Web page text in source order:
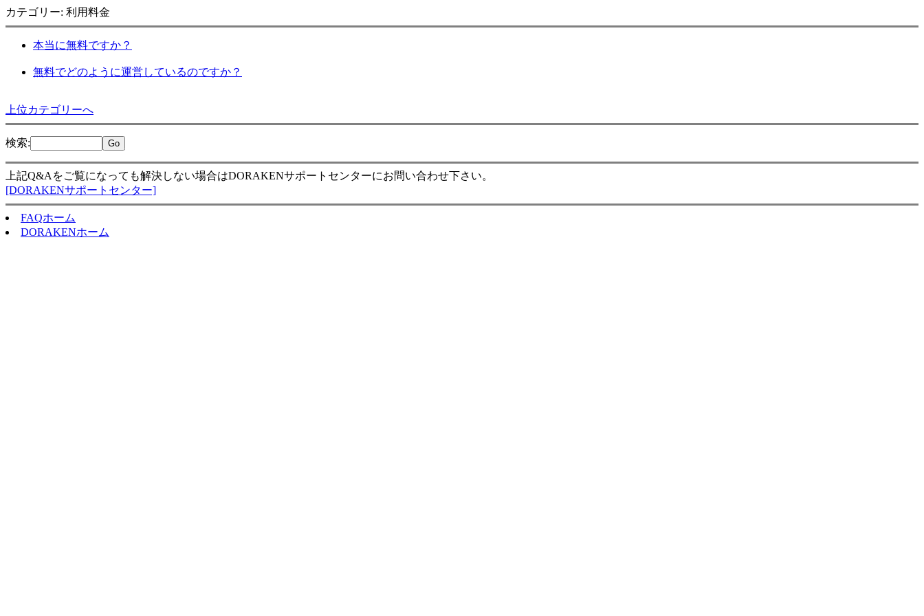
カテゴリー: 利用料金
本当に無料ですか？
無料でどのように運営しているのですか？
上位カテゴリーへ
検索:
上記Q&Aをご覧になっても解決しない場合はDORAKENサポートセンターにお問い合わせ下さい。
[DORAKENサポートセンター]
FAQホーム
DORAKENホーム